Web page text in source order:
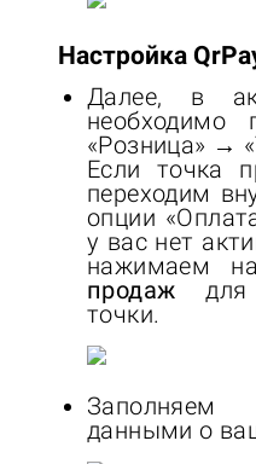
Настройка
Далее, в
необходимо
«Розница» →
Если точка
переходим
опции
у вас нет
нажимаем
продаж
точки.
Заполняем
данными о